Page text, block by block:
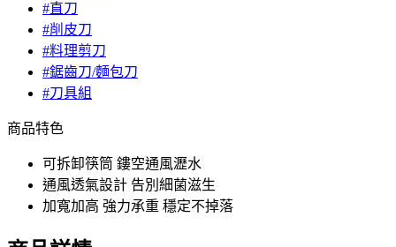
#直刀
#削皮刀
#料理剪刀
#鋸齒刀/麵包刀
#刀具組
商品特色
可拆卸筷筒 鏤空通風瀝水
通風透氣設計 告別細菌滋生
加寬加高 強力承重 穩定不掉落